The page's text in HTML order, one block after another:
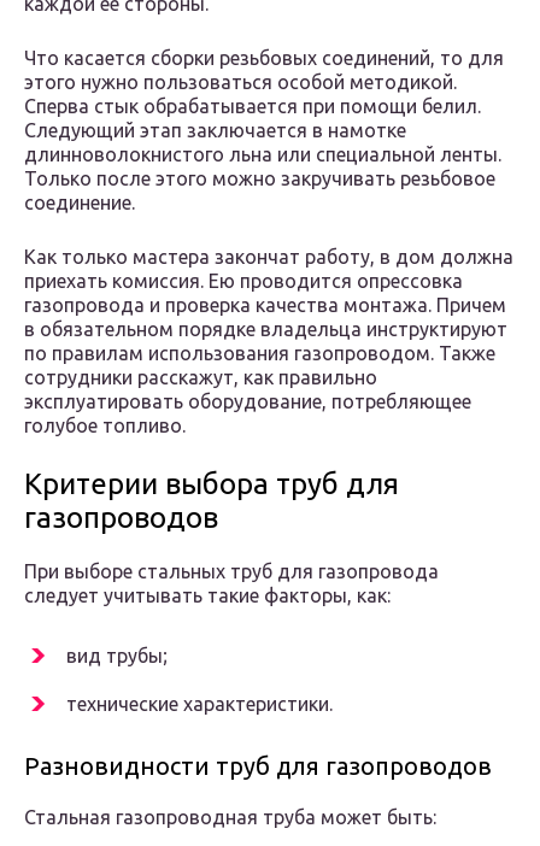
Что касается сборки резьбовых соединений, то для
этого нужно пользоваться особой методикой.
Сперва стык обрабатывается при помощи белил.
Следующий этап заключается в намотке
длинноволокнистого льна или специальной ленты.
Только после этого можно закручивать резьбовое
соединение.
Как только мастера закончат работу, в дом должна
приехать комиссия. Ею проводится опрессовка
газопровода и проверка качества монтажа. Причем
в обязательном порядке владельца инструктируют
по правилам использования газопроводом. Также
сотрудники расскажут, как правильно
эксплуатировать оборудование, потребляющее
голубое топливо.
Критерии выбора труб для
газопроводов
При выборе стальных труб для газопровода
следует учитывать такие факторы, как:
вид трубы;
технические характеристики.
Разновидности труб для газопроводов
Стальная газопроводная труба может быть: